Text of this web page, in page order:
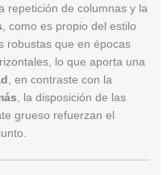
repetición de columnas y la
, como es propio del estilo
robustas que en épocas
lo que aporta una
, en contraste con la
, la disposición de las
grueso refuerzan el